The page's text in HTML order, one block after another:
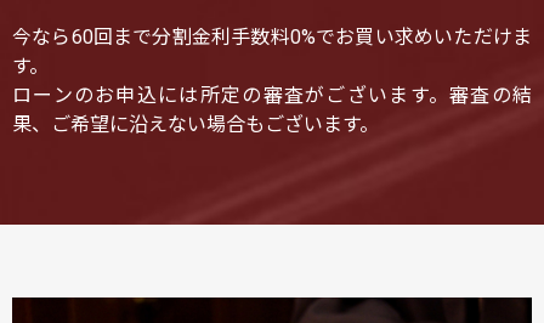
今なら60回まで分割金利手数料0%でお買い求めいただけま
す。
ローンのお申込には所定の審査がございます。審査の結
果、ご希望に沿えない場合もございます。